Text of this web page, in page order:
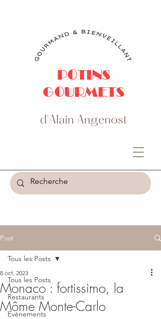
POTINS
GOURMETS
Post
Tous les Posts
Restaurants
Evénements
Tous les Posts
Monaco : fortissimo, la
Môme Monte-Carlo
8 oct. 2023